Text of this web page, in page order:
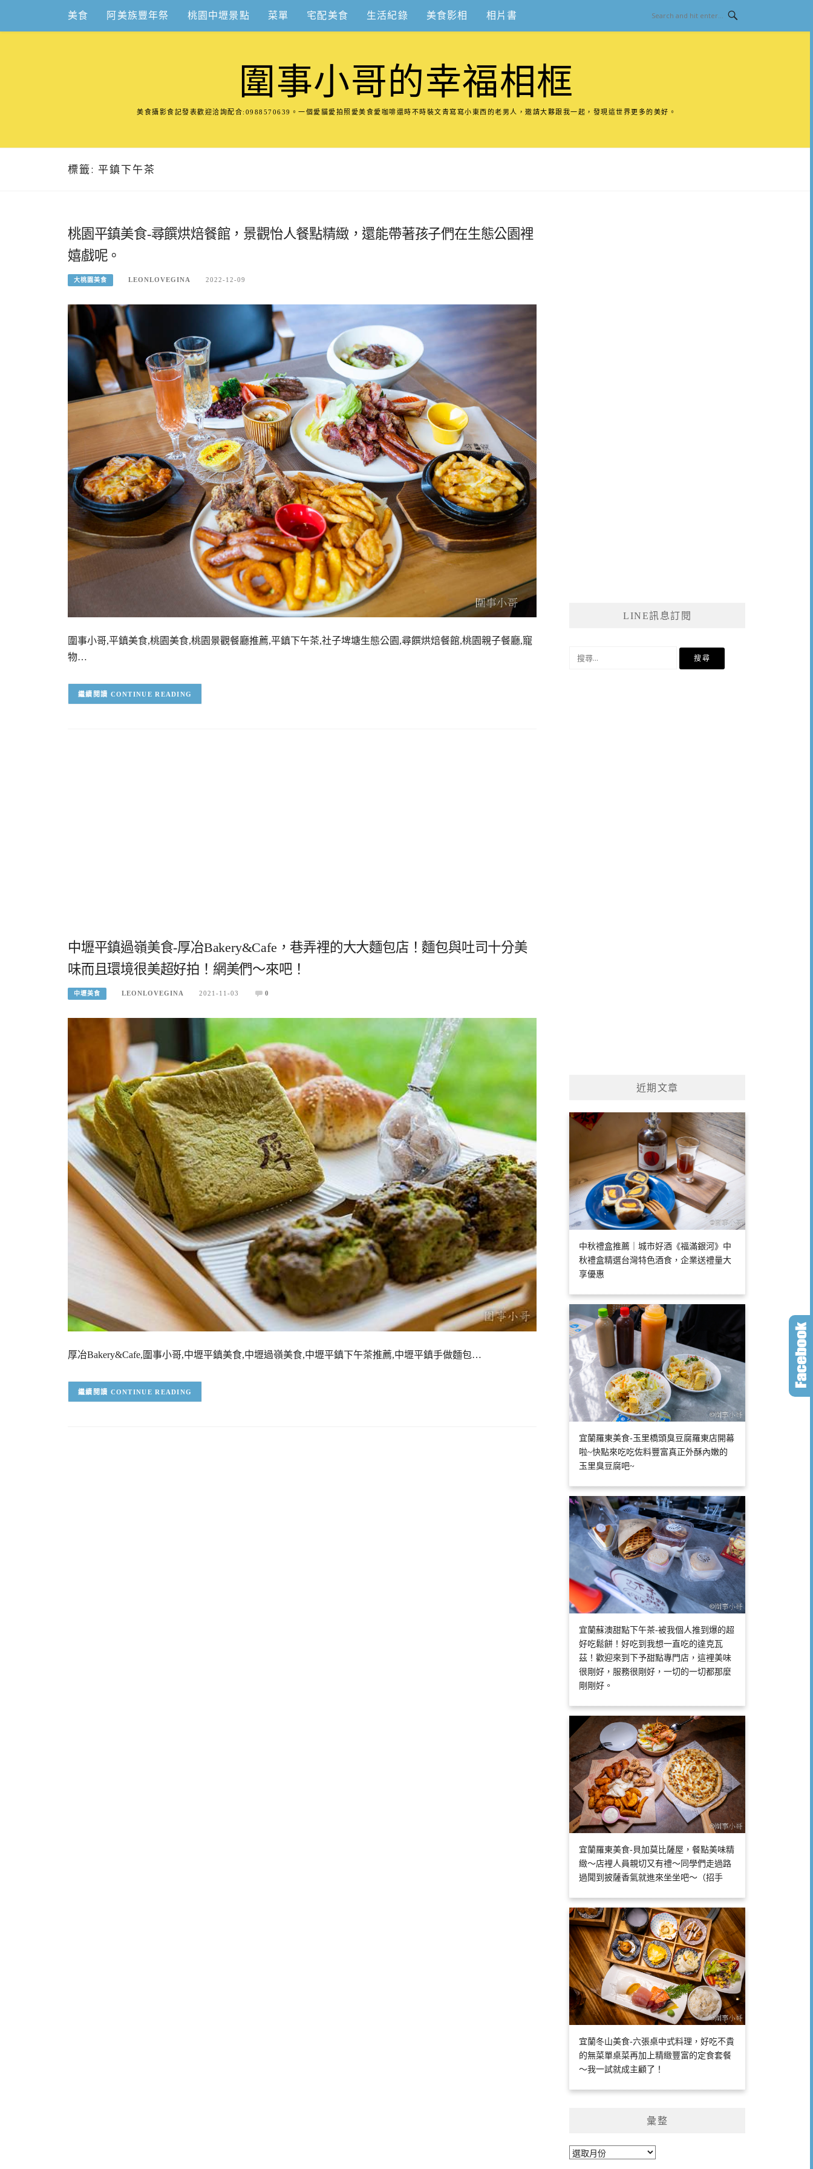
content
美食 阿美族豐年祭 桃園中壢景點 菜單 宅配美食 生活紀錄 美食影相 相片書
圍事小哥的幸福相框
美食攝影食記發表歡迎洽詢配合:0988570639。一個愛貓愛拍照愛美食愛咖啡還時不時裝文青寫寫小東西的老男人，邀請大夥跟我一起，發現這世界更多的美好。
標籤: 平鎮下午茶
桃園平鎮美食-尋饌烘焙餐館，景觀怡人餐點精緻，還能帶著孩子們在生態公園裡
嬉戲呢。
大桃園美食 LEONLOVEGINA 2022-12-09
圍事小哥,平鎮美食,桃園美食,桃園景觀餐廳推薦,平鎮下午茶,社子埤塘生態公園,尋饌烘焙餐館,桃園親子餐廳,寵
物…
CONTINUE READING
中壢平鎮過嶺美食-厚冶Bakery&Cafe，巷弄裡的大大麵包店！麵包與吐司十分美
味而且環境很美超好拍！網美們～來吧！
中壢美食 LEONLOVEGINA 2021-11-03 0
厚冶Bakery&Cafe,圍事小哥,中壢平鎮美食,中壢過嶺美食,中壢平鎮下午茶推薦,中壢平鎮手做麵包…
CONTINUE READING
LINE訊息訂閱
近期文章
中秋禮盒推薦｜城市好酒《福滿銀河》中
秋禮盒精選台灣特色酒食，企業送禮量大
享優惠
宜蘭羅東美食-玉里橋頭臭豆腐羅東店開幕
啦~快點來吃吃佐料豐富真正外酥內嫩的
玉里臭豆腐吧~
宜蘭蘇澳甜點下午茶-被我個人推到爆的超
好吃鬆餅！好吃到我想一直吃的達克瓦
茲！歡迎來到下予甜點專門店，這裡美味
很剛好，服務很剛好，一切的一切都那麼
剛剛好。
宜蘭羅東美食-貝加莫比薩屋，餐點美味精
緻～店裡人員親切又有禮～同學們走過路
過聞到披薩香氣就進來坐坐吧～（招手
宜蘭冬山美食-六張桌中式料理，好吃不貴
的無菜單桌菜再加上精緻豐富的定食套餐
～我一試就成主顧了！
彙整
彙